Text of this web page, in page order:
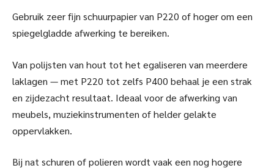
Gebruik zeer fijn schuurpapier van P220 of hoger om een
spiegelgladde afwerking te bereiken.
Van polijsten van hout tot het egaliseren van meerdere
laklagen — met P220 tot zelfs P400 behaal je een strak
en zijdezacht resultaat. Ideaal voor de afwerking van
meubels, muziekinstrumenten of helder gelakte
oppervlakken.
Bij nat schuren of polieren wordt vaak een nog hogere